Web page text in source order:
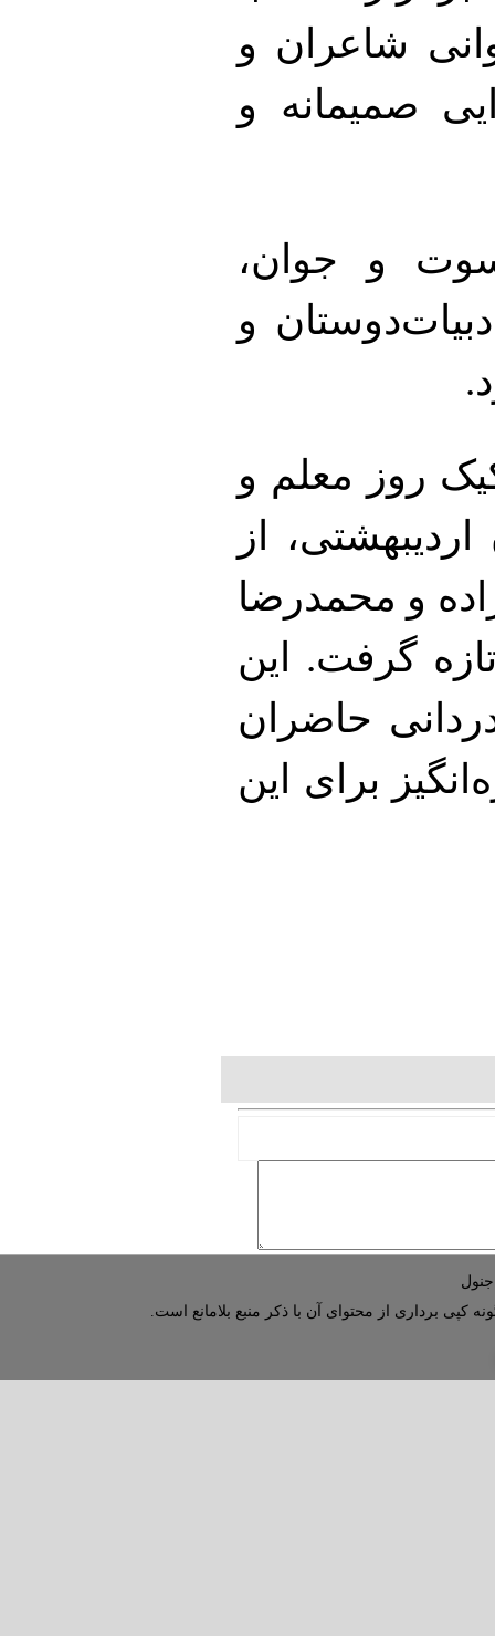
شاعران و
صمیمانه و
و جوان،
و
روز معلم و
از
و محمدرضا
گرفت. این
حاضران
برای این
کپی برداری از محتوای آن با ذکر منبع بلامانع است.